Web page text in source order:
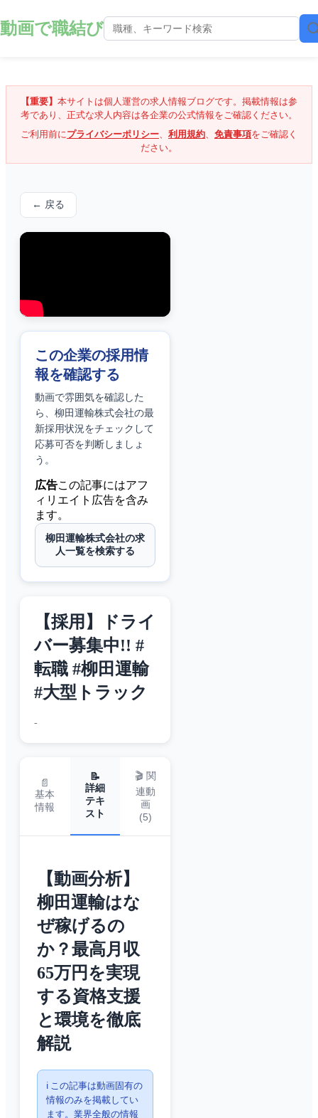
動画で職結び
【重要】 本サイトは個人運営の求人情報ブログです。掲載情報は参
考であり、正式な求人内容は各企業の公式情報をご確認ください。
ご利用前にプライバシーポリシー、 利用規約、 免責事項をご確認く
ださい。
← 戻る
この企業の採用情
報を確認する
動画で雰囲気を確認した
ら、 柳田運輸株式会社の最
新採用状況をチェックして
応募可否を判断しましょ
う。
広告この記事にはアフ
ィリエイト広告を含み
ます。
柳田運輸株式会社の求
人一覧を検索する
【採用】ドライ
バー募集中!! #
転職 #柳田運輸
#大型トラック
-
📄
基本
情報
📝
詳細
テキ
スト
🎬 関
連動
画
(5)
【動画分析】
柳田運輸はな
ぜ稼げるの
か？最高月収
65万円を実現
する資格支援
と環境を徹底
解説
ℹ️ この記事は動画固有の
情報のみを掲載してい
ます。業界全般の情報